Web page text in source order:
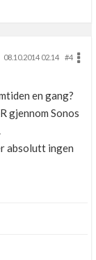
08.10.2014 02.14
#4
en gang?
gjennom Sonos
absolutt ingen